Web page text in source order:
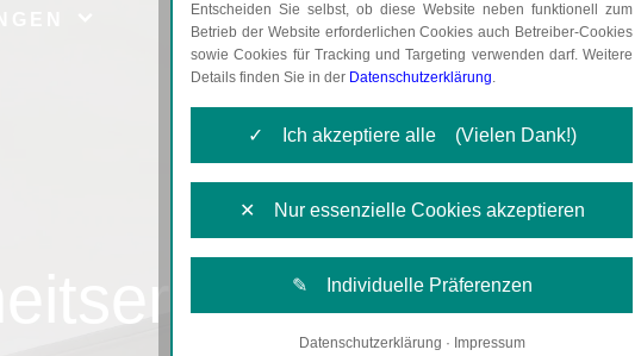
AKTUELLES KARRIERE
Entscheiden Sie selbst, ob diese Website neben funktionell zum
Betrieb der Website erforderlichen Cookies auch Betreiber-Cookies
sowie Cookies für Tracking und Targeting verwenden darf. Weitere
Details finden Sie in der Datenschutzerklärung.
✓ Ich akzeptiere alle (Vielen Dank!)
✕ Nur essenzielle Cookies akzeptieren
✎ Individuelle Präferenzen
Notwendige Cookies
Datenschutzerklärung · Impressum